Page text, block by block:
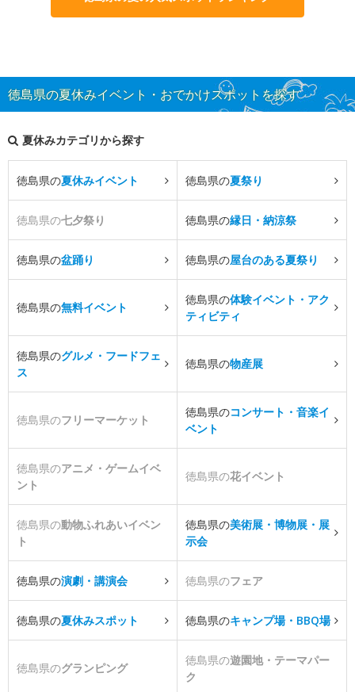
徳島県の夏休みイベント・おでかけスポットを探す
夏休みカテゴリから探す
徳島県の夏休みイベント 徳島県の夏祭り
徳島県の七夕祭り 徳島県の縁日・納涼祭
徳島県の盆踊り 徳島県の屋台のある夏祭り
徳島県の無料イベント
徳島県の体験イベント・アク
ティビティ
徳島県のグルメ・フードフェ
ス
徳島県の物産展
徳島県のフリーマーケット
徳島県のコンサート・音楽イ
ベント
徳島県のアニメ・ゲームイベ
ント
徳島県の花イベント
徳島県の動物ふれあいイベン
ト
徳島県の美術展・博物展・展
示会
徳島県の演劇・講演会 徳島県のフェア
徳島県の夏休みスポット 徳島県のキャンプ場・BBQ場
徳島県のグランピング
徳島県の遊園地・テーマパー
ク